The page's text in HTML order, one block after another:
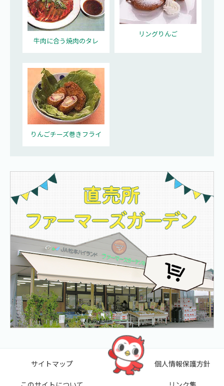
牛肉に合う焼肉のタレ
リングりんご
りんごチーズ巻きフライ
サイトマップ 個人情報保護方針